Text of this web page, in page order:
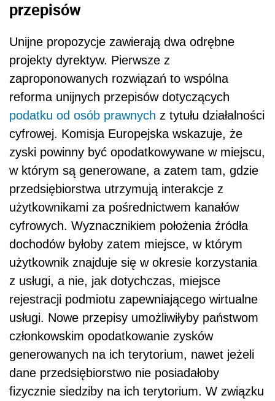
przepisów
Unijne propozycje zawierają dwa odrębne
projekty dyrektyw. Pierwsze z
zaproponowanych rozwiązań to wspólna
reforma unijnych przepisów dotyczących
podatku od osób prawnych z tytułu działalności
cyfrowej. Komisja Europejska wskazuje, że
zyski powinny być opodatkowywane w miejscu,
w którym są generowane, a zatem tam, gdzie
przedsiębiorstwa utrzymują interakcje z
użytkownikami za pośrednictwem kanałów
cyfrowych. Wyznacznikiem położenia źródła
dochodów byłoby zatem miejsce, w którym
użytkownik znajduje się w okresie korzystania
z usługi, a nie, jak dotychczas, miejsce
rejestracji podmiotu zapewniającego wirtualne
usługi. Nowe przepisy umożliwiłyby państwom
członkowskim opodatkowanie zysków
generowanych na ich terytorium, nawet jeżeli
dane przedsiębiorstwo nie posiadałoby
fizycznie siedziby na ich terytorium. W związku